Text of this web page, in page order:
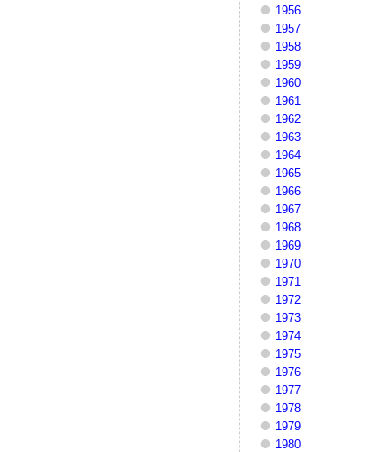
1956
1957
1958
1959
1960
1961
1962
1963
1964
1965
1966
1967
1968
1969
1970
1971
1972
1973
1974
1975
1976
1977
1978
1979
1980